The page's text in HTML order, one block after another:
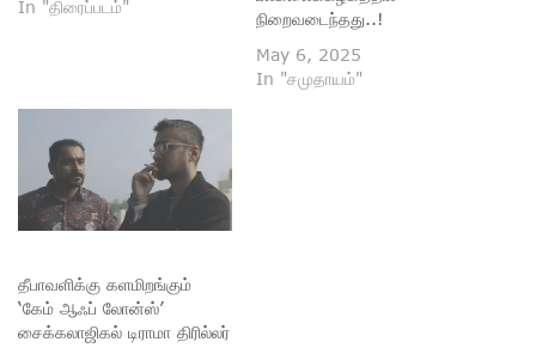
In "திரைப்படம்"
நிறைவடைந்தது..!
May 6, 2025
In "சமுதாயம்"
தீபாவளிக்கு களமிறங்கும்
‘கேம் ஆஃப் லோன்ஸ்’
சைக்கலாஜிகல் டிராமா திரில்லர்